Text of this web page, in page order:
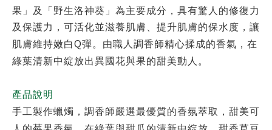
果」及「野生洛神葵」為主要成分，具有驚人的修復力
及保護力，可活化並滋養肌膚、提升肌膚的保水度，讓
肌膚維持嫩白Q彈。由職人調香師精心揉成的香氣，在
綠葉清新中綻放出異國花與果的甜美動人。
產品說明
手工製作蠟燭，調香師嚴選最優質的香氛萃取，甜美可